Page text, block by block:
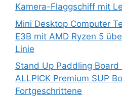
Kamera-Flaggschiff mit
Mini Desktop Computer
E3B mit AMD Ryzen 5
Linie
Stand Up Paddling Board
ALLPICK Premium SUP
Fortgeschrittene